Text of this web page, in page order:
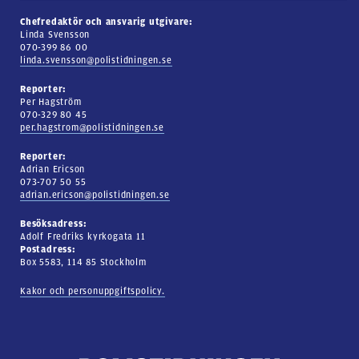
Chefredaktör och ansvarig utgivare:
Linda Svensson
070-399 86 00
linda.svensson@polistidningen.se
Reporter:
Per Hagström
070-329 80 45
per.hagstrom@polistidningen.se
Reporter:
Adrian Ericson
073-707 50 55
adrian.ericson@polistidningen.se
Besöksadress:
Adolf Fredriks kyrkogata 11
Postadress:
Box 5583, 114 85 Stockholm
Kakor och personuppgiftspolicy.